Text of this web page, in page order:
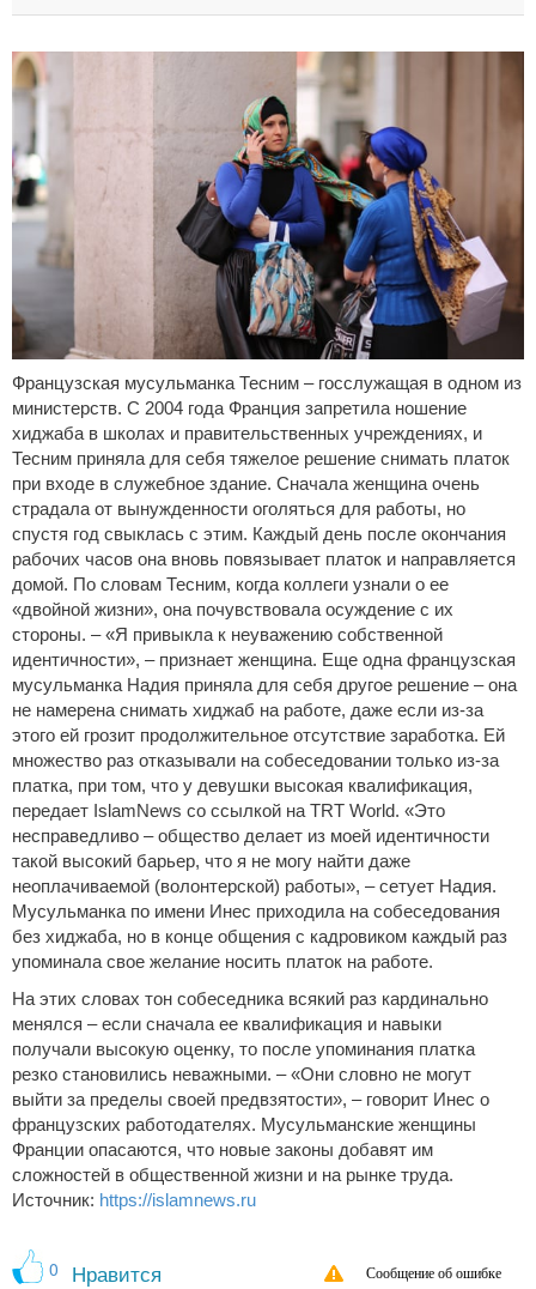
Французская мусульманка Тесним – госслужащая в одном из
министерств. С 2004 года Франция запретила ношение
хиджаба в школах и правительственных учреждениях, и
Тесним приняла для себя тяжелое решение снимать платок
при входе в служебное здание. Сначала женщина очень
страдала от вынужденности оголяться для работы, но
спустя год свыклась с этим. Каждый день после окончания
рабочих часов она вновь повязывает платок и направляется
домой. По словам Тесним, когда коллеги узнали о ее
«двойной жизни», она почувствовала осуждение с их
стороны. – «Я привыкла к неуважению собственной
идентичности», – признает женщина. Еще одна французская
мусульманка Надия приняла для себя другое решение – она
не намерена снимать хиджаб на работе, даже если из-за
этого ей грозит продолжительное отсутствие заработка. Ей
множество раз отказывали на собеседовании только из-за
платка, при том, что у девушки высокая квалификация,
передает IslamNews со ссылкой на TRT World. «Это
несправедливо – общество делает из моей идентичности
такой высокий барьер, что я не могу найти даже
неоплачиваемой (волонтерской) работы», – сетует Надия.
Мусульманка по имени Инес приходила на собеседования
без хиджаба, но в конце общения с кадровиком каждый раз
упоминала свое желание носить платок на работе.
На этих словах тон собеседника всякий раз кардинально
менялся – если сначала ее квалификация и навыки
получали высокую оценку, то после упоминания платка
резко становились неважными. – «Они словно не могут
выйти за пределы своей предвзятости», – говорит Инес о
французских работодателях. Мусульманские женщины
Франции опасаются, что новые законы добавят им
сложностей в общественной жизни и на рынке труда.
Источник: https://islamnews.ru
0 Нравится Сообщение об ошибке